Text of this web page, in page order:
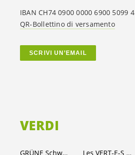
VERDI
GRÜNE Schweiz Les VERT-E-S suisses
IBAN CH74 0900 0000 6900 5099 4
QR-Bollettino di versamento
SCRIVI UN’EMAIL